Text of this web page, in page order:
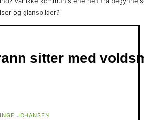
og glansbilder?
sitter med
JOHANSEN